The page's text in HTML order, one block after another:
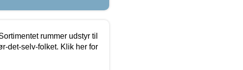
rummer udstyr til
det-selv-folket. Klik her for